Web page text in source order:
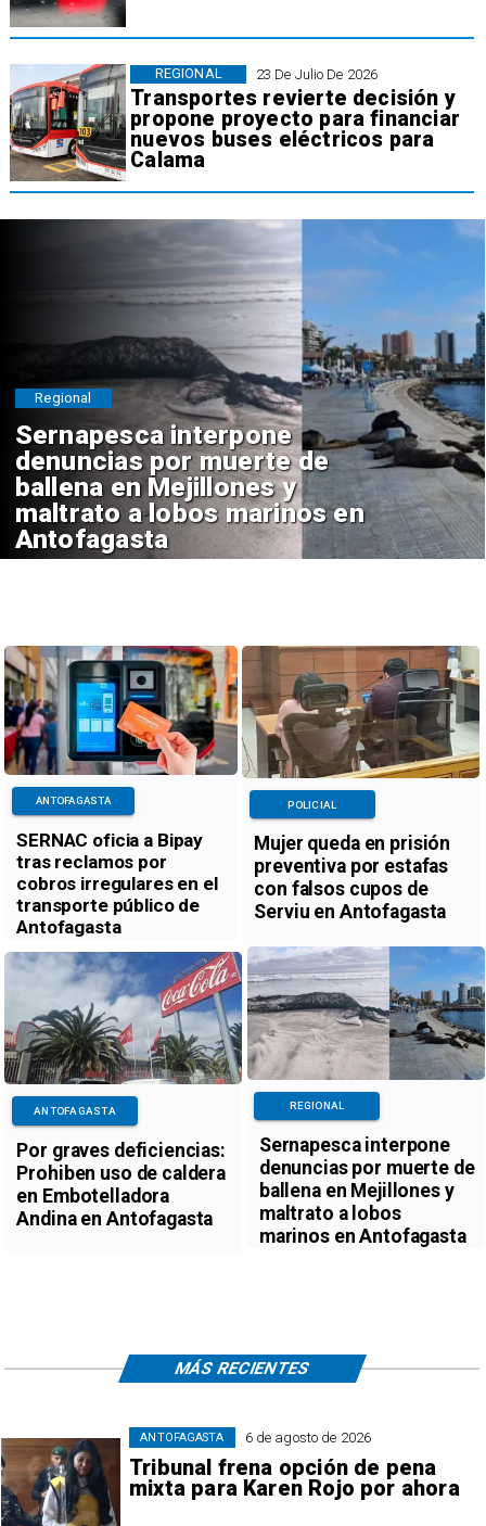
23 De Julio De 2026
Transportes revierte decisión y
propone proyecto para financiar
nuevos buses eléctricos para
Calama
REGIONAL
Sernapesca interpone
denuncias por muerte de
ballena en Mejillones y
maltrato a lobos marinos en
Antofagasta
Regional
SERNAC oficia a Bipay
tras reclamos por
cobros irregulares en el
transporte público de
Antofagasta
ANTOFAGASTA
Mujer queda en prisión
preventiva por estafas
con falsos cupos de
Serviu en Antofagasta
POLICIAL
Por graves deficiencias:
Prohiben uso de caldera
en Embotelladora
Andina en Antofagasta
ANTOFAGASTA
Sernapesca interpone
denuncias por muerte de
ballena en Mejillones y
maltrato a lobos
marinos en Antofagasta
REGIONAL
6 de agosto de 2026
Tribunal frena opción de pena
mixta para Karen Rojo por ahora
ANTOFAGASTA
MÁS RECIENTES